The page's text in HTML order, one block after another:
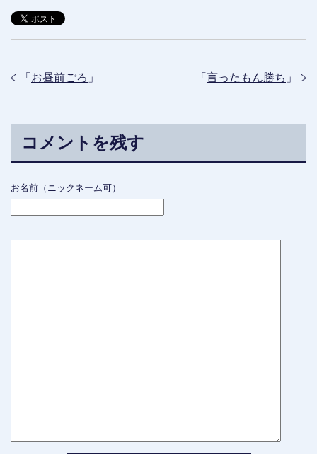
「 言ったもん勝ち 」
「 お昼前ごろ 」
コメントを残す
お名前（ニックネーム可）